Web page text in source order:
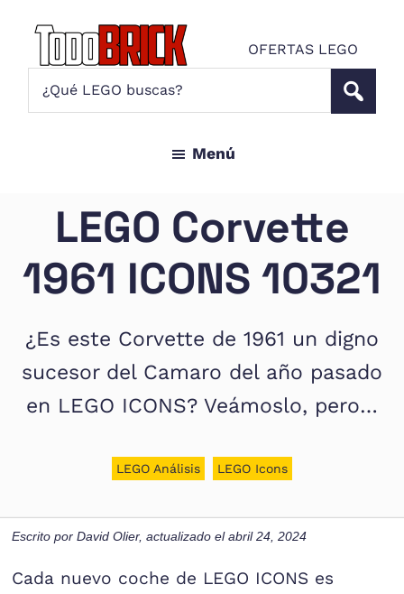
contenido
principal
página
Brick
OFERTAS LEGO
Noticias
amantes
Menú
LEGO Corvette
1961 ICONS 10321
¿Es este Corvette de 1961 un digno
sucesor del Camaro del año pasado
en LEGO ICONS? Veámoslo, pero…
LEGO Análisis LEGO Icons
Escrito porDavid Olier, actualizado elabril 24, 2024
Cada nuevo coche de LEGO ICONS es